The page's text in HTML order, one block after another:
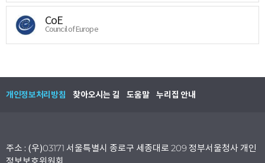
CoE
Council of Europe
개인정보처리방침 찾아오시는 길 도움말 누리집 안내
주소 : (우)03171 서울특별시 종로구 세종대로 209 정부서울청사 개인
정보보호위원회